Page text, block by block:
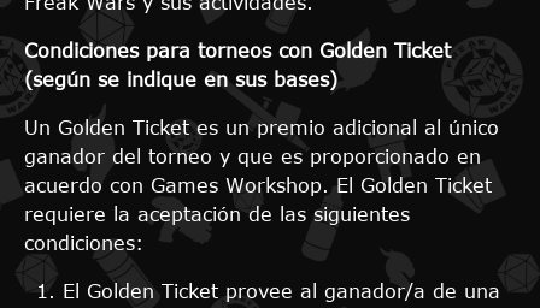
Condiciones para torneos con Golden Ticket
(según se indique en sus bases)
Un Golden Ticket es un premio adicional al único
ganador del torneo y que es proporcionado en
acuerdo con Games Workshop. El Golden Ticket
requiere la aceptación de las siguientes
condiciones:
El Golden Ticket provee al ganador/a de una